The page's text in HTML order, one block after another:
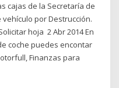
cajas de la Secretaría de
por Destrucción.
hoja 2 Abr 2014 En
coche puedes encontar
Finanzas para